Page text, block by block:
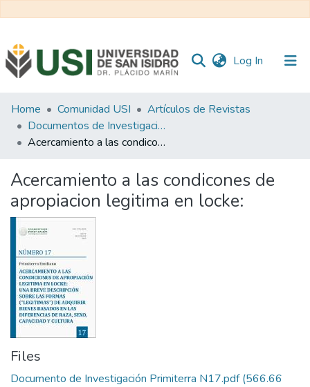
Log In (current)
Communities
&
Collections
Statistics
Home Comunidad USI
Artículos de Revistas
Documentos de Investigación
Acercamiento a las condicones de apropiacion legitima en locke:
Acercamiento a las condicones de
apropiacion legitima en locke:
Files
Documento de Investigación Primiterra N17.pdf(566.66